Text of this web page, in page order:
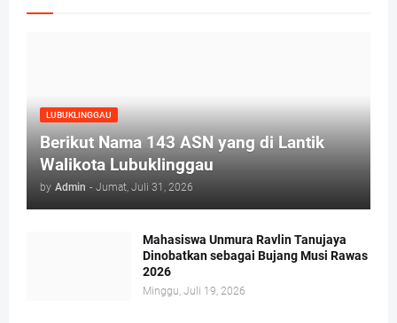
LUBUKLINGGAU
Berikut Nama 143 ASN yang di Lantik
Walikota Lubuklinggau
by Admin - Jumat, Juli 31, 2026
Mahasiswa Unmura Ravlin Tanujaya
Dinobatkan sebagai Bujang Musi Rawas
2026
Minggu, Juli 19, 2026